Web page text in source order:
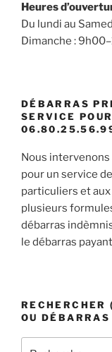
Heures
Du lundi au
Dimanche :
DÉBARRAS
SERVICE
Nous intervenons
pour un service
particuliers et
plusieurs
débarras
le débarras
RECHERCHER
OU